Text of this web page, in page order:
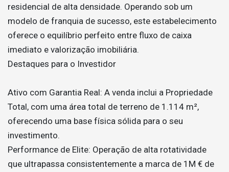
residencial de alta densidade. Operando sob um
modelo de franquia de sucesso, este estabelecimento
oferece o equilíbrio perfeito entre fluxo de caixa
imediato e valorização imobiliária.
Destaques para o Investidor
Ativo com Garantia Real: A venda inclui a Propriedade
Total, com uma área total de terreno de 1.114 m²,
oferecendo uma base física sólida para o seu
investimento.
Performance de Elite: Operação de alta rotatividade
que ultrapassa consistentemente a marca de 1M € de